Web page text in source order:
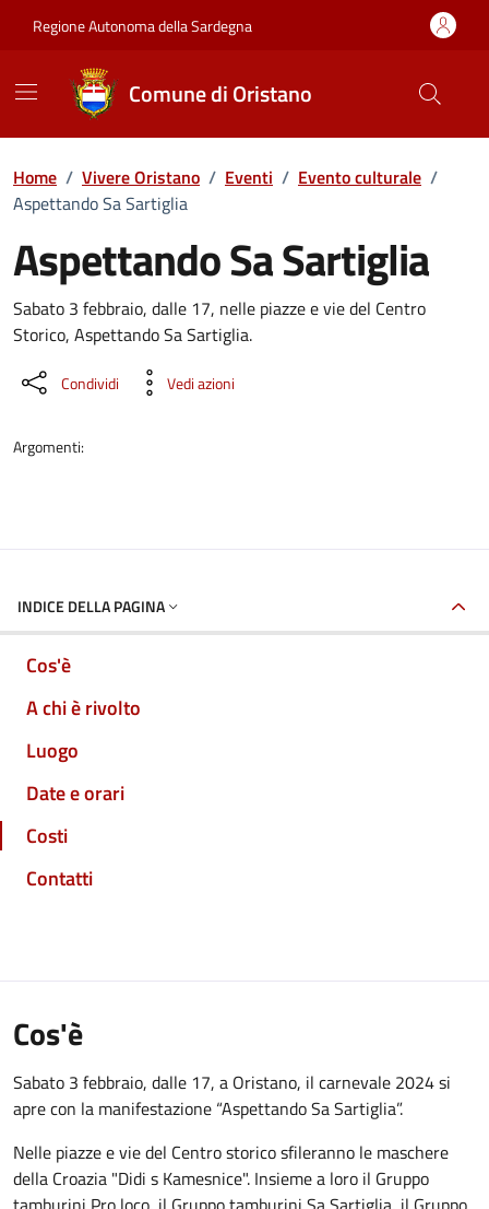
Regione Autonoma della Sardegna
Comune di Oristano
Home / Vivere Oristano / Eventi / Evento culturale /
Aspettando Sa Sartiglia
Aspettando Sa Sartiglia
Dettaglio dell'evento
Sabato 3 febbraio, dalle 17, nelle piazze e vie del Centro
Storico, Aspettando Sa Sartiglia.
Condividi Vedi azioni
Argomenti:
INDICE DELLA PAGINA
Cos'è
A chi è rivolto
Luogo
Date e orari
Costi
Contatti
Cos'è
Sabato 3 febbraio, dalle 17, a Oristano, il carnevale 2024 si
apre con la manifestazione “Aspettando Sa Sartiglia”.
Nelle piazze e vie del Centro storico sfileranno le maschere
della Croazia "Didi s Kamesnice". Insieme a loro il Gruppo